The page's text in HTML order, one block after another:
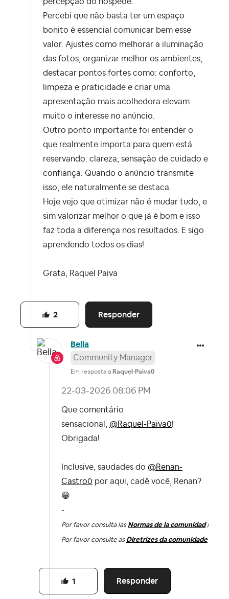
Percebi que não basta ter um espaço
bonito é essencial comunicar bem esse
valor. Ajustes como melhorar a iluminação
das fotos, organizar melhor os ambientes,
destacar pontos fortes como: conforto,
limpeza e praticidade e criar uma
apresentação mais acolhedora elevam
muito o interesse no anúncio.
Outro ponto importante foi entender o
que realmente importa para quem está
reservando: clareza, sensação de cuidado e
confiança. Quando o anúncio transmite
isso, ele naturalmente se destaca.
Hoje vejo que otimizar não é mudar tudo, e
sim valorizar melhor o que já é bom e isso
faz toda a diferença nos resultados. E sigo
aprendendo todos os dias!
Grata, Raquel Paiva
Responder
2
Bella
Community Manager
Em resposta a Raquel-Paiva0
‎22-03-2026 08:06 PM
Que comentário
sensacional, @Raquel-Paiva0!
Obrigada!
Inclusive, saudades do @Renan-
Castro0 por aqui, cadê você, Renan?
😁
-
Por favor consulta las Normas de la comunidad|
Por favor consulte as Diretrizes da comunidade
Responder
1